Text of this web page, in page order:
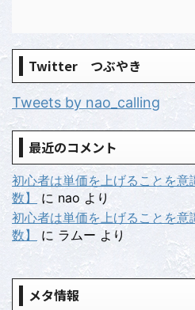
Twitter つぶやき
Tweets by nao_calling
最近のコメント
初心者は単価を上げることを
数】
に nao より
初心者は単価を上げることを
数】
に ラムー より
メタ情報